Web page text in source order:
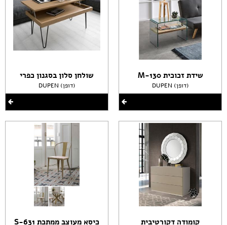
שידת זכוכית M-130
DUPEN (דופן)
קומודה דקורטיבית
שולחן סלון בסגנון כפרי
DUPEN (דופן)
כיסא מעוצב ממתכת S-631